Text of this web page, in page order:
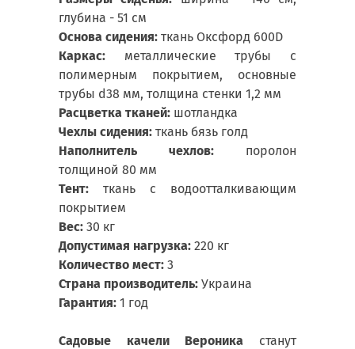
глубина - 51 см
Основа сидения: ткань Оксфорд 600D
Каркас: металлические трубы с
полимерным покрытием, основные
трубы d38 мм, толщина стенки 1,2 мм
Расцветка тканей: шотландка
Чехлы сидения: ткань бязь голд
Наполнитель чехлов: поролон
толщиной 80 мм
Тент: ткань с водоотталкивающим
покрытием
Вес: 30 кг
Допустимая нагрузка: 220 кг
Количество мест: 3
Страна производитель: Украина
Гарантия: 1 год
Садовые качели Вероника станут